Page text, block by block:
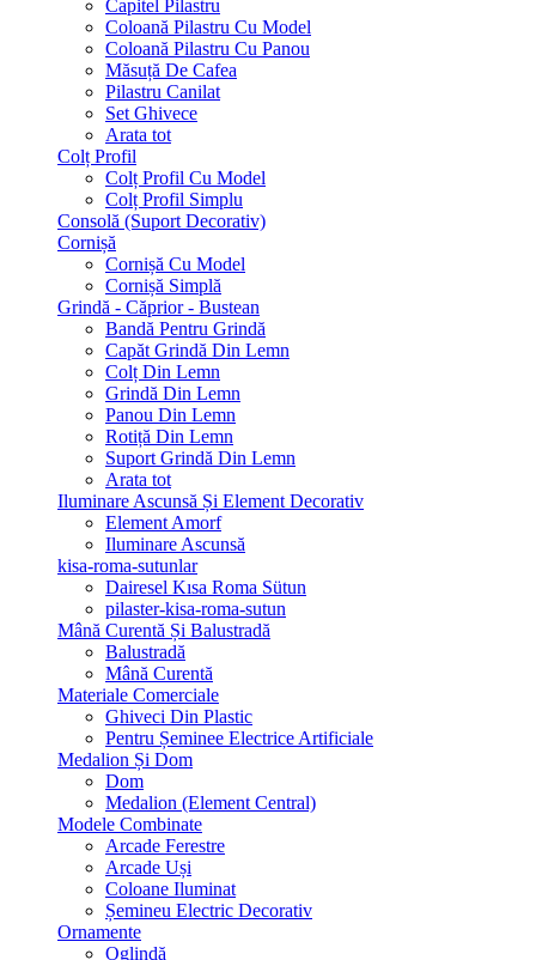
Capitel Pilastru
Coloană Pilastru Cu Model
Coloană Pilastru Cu Panou
Măsuță De Cafea
Pilastru Canilat
Set Ghivece
Arata tot
Colț Profil
Colț Profil Cu Model
Colț Profil Simplu
Consolă (Suport Decorativ)
Cornișă
Cornișă Cu Model
Cornișă Simplă
Grindă - Căprior - Bustean
Bandă Pentru Grindă
Capăt Grindă Din Lemn
Colț Din Lemn
Grindă Din Lemn
Panou Din Lemn
Rotiță Din Lemn
Suport Grindă Din Lemn
Arata tot
Iluminare Ascunsă Și Element Decorativ
Element Amorf
Iluminare Ascunsă
kisa-roma-sutunlar
Dairesel Kısa Roma Sütun
pilaster-kisa-roma-sutun
Mână Curentă Și Balustradă
Balustradă
Mână Curentă
Materiale Comerciale
Ghiveci Din Plastic
Pentru Șeminee Electrice Artificiale
Medalion Și Dom
Dom
Medalion (Element Central)
Modele Combinate
Arcade Ferestre
Arcade Uși
Coloane Iluminat
Șemineu Electric Decorativ
Ornamente
Oglindă